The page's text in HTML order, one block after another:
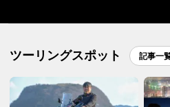
ツーリングスポット 記事一